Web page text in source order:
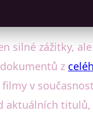
silné zážitky,
z
v
aktuálních